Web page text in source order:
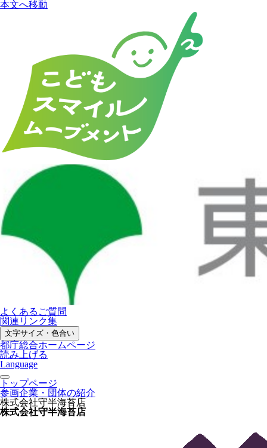
本文へ移動
よくあるご質問
関連リンク集
文字サイズ・色合い
都庁総合ホームページ
読み上げる
Language
トップページ
参画企業・団体の紹介
株式会社守半海苔店
株式会社守半海苔店